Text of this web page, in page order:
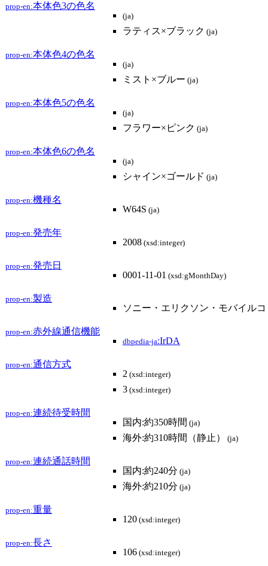
prop-en:本体色3の色名
(ja)
ラティス×ブラック (ja)
prop-en:本体色4の色名
(ja)
ミスト×ブルー (ja)
prop-en:本体色5の色名
(ja)
フラワー×ピンク (ja)
prop-en:本体色6の色名
(ja)
シャイン×ゴールド (ja)
prop-en:機種名
W64S (ja)
prop-en:発売年
2008 (xsd:integer)
prop-en:発売日
0001-11-01 (xsd:gMonthDay)
prop-en:製造
ソニー・エリクソン・モバイル
prop-en:赤外線通信機能
dbpedia-ja:IrDA
prop-en:通信方式
2 (xsd:integer)
3 (xsd:integer)
prop-en:連続待受時間
国内:約350時間 (ja)
海外:約310時間（静止） (ja)
prop-en:連続通話時間
国内:約240分 (ja)
海外:約210分 (ja)
prop-en:重量
120 (xsd:integer)
prop-en:長さ
106 (xsd:integer)